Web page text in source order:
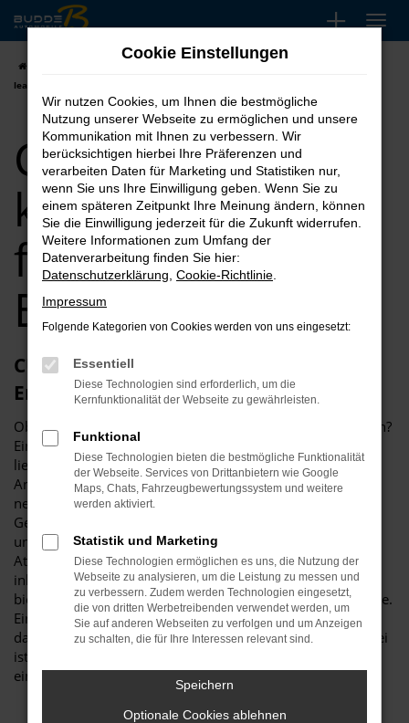
Zum
Hauptinhalt
springen
leasen, finanzieren für Essen
CUPRA Ateca
kaufen, leasen,
finanzieren für
Essen
CUPRA Ateca Jahreswagen – unsere
Empfehlung für Essen und anderswo
Ob wir einen CUPRA Ateca Jahreswagen empfehlen können?
Eindeutig „ja“. Der Vorteil, den diese Fahrzeugform bietet,
liegt im erstklassigen Verhältnis zwischen Preis und
Angebot. Mit anderen Worten: Sie erhalten ein fast noch
neues Auto und zahlen hierfür den Preis eines
Gebrauchtwagens. Wer viel in Essen und Umgebung
unterwegs ist, wird zudem die Zuverlässigkeit des CUPRA
Ateca Jahreswagens zu schätzen wissen. Das Modell wird
inbesondere in der aktuellen Generation hochgelobt und
bietet jede Menge spannender Extras und Assistenzsysteme.
Ein CUPRA Ateca Jahreswagen liegt immer dann vor, wenn
das Datum der Erstzulassung maximal zwölf Monate vorbei
ist. Entsprechend ist die Wahrscheinlichkeit hoch, dass Sie
ein aktuelles Fahrzeug erhalten.
Cookie Einstellungen
Wir nutzen Cookies, um Ihnen die bestmögliche
Nutzung unserer Webseite zu ermöglichen und unsere
Kommunikation mit Ihnen zu verbessern. Wir
berücksichtigen hierbei Ihre Präferenzen und
verarbeiten Daten für Marketing und Statistiken nur,
wenn Sie uns Ihre Einwilligung geben. Wenn Sie zu
einem späteren Zeitpunkt Ihre Meinung ändern, können
Sie die Einwilligung jederzeit für die Zukunft widerrufen.
Weitere Informationen zum Umfang der
Datenverarbeitung finden Sie hier:
Datenschutzerklärung Cookie-Richtlinie
Impressum
Folgende Kategorien von Cookies werden von uns eingesetzt:
Essentiell
Diese Technologien sind erforderlich, um die
Kernfunktionalität der Webseite zu gewährleisten.
Funktional
Diese Technologien bieten die bestmögliche Funktionalität
der Webseite. Services von Drittanbietern wie Google
Maps, Chats, Fahrzeugbewertungssystem und weitere
werden aktiviert.
Statistik und Marketing
Diese Technologien ermöglichen es uns, die Nutzung der
Webseite zu analysieren, um die Leistung zu messen und
zu verbessern. Zudem werden Technologien eingesetzt,
die von dritten Werbetreibenden verwendet werden, um
Sie auf anderen Webseiten zu verfolgen und um Anzeigen
zu schalten, die für Ihre Interessen relevant sind.
Speichern
Optionale Cookies ablehnen